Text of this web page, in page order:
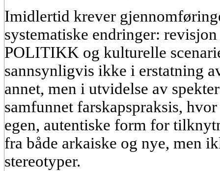
Imidlertid krever
systematiske endringer:
POLITIKK og kulturelle
sannsynligvis ikke i erstatning
annet, men i utvidelse av
samfunnet farskapspraksis,
egen, autentiske form for
fra både arkaiske og nye, men
stereotyper.